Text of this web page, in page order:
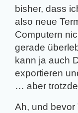
bisher, dass
also neue
Computern
gerade
kann ja auch
exportieren
… aber
Ah, und bevor